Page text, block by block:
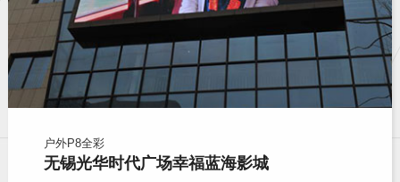
户外P8全彩
无锡光华时代广场幸福蓝海影城